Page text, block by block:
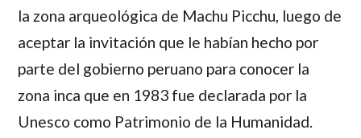
la zona arqueológica de Machu Picchu, luego de
aceptar la invitación que le habían hecho por
parte del gobierno peruano para conocer la
zona inca que en 1983 fue declarada por la
Unesco como Patrimonio de la Humanidad.